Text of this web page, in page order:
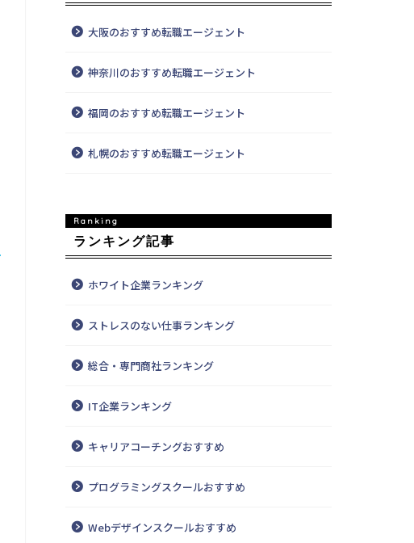
大阪のおすすめ転職エージェント
神奈川のおすすめ転職エージェント
福岡のおすすめ転職エージェント
札幌のおすすめ転職エージェント
ランキング記事
ホワイト企業ランキング
ストレスのない仕事ランキング
総合・専門商社ランキング
IT企業ランキング
キャリアコーチングおすすめ
プログラミングスクールおすすめ
Webデザインスクールおすすめ